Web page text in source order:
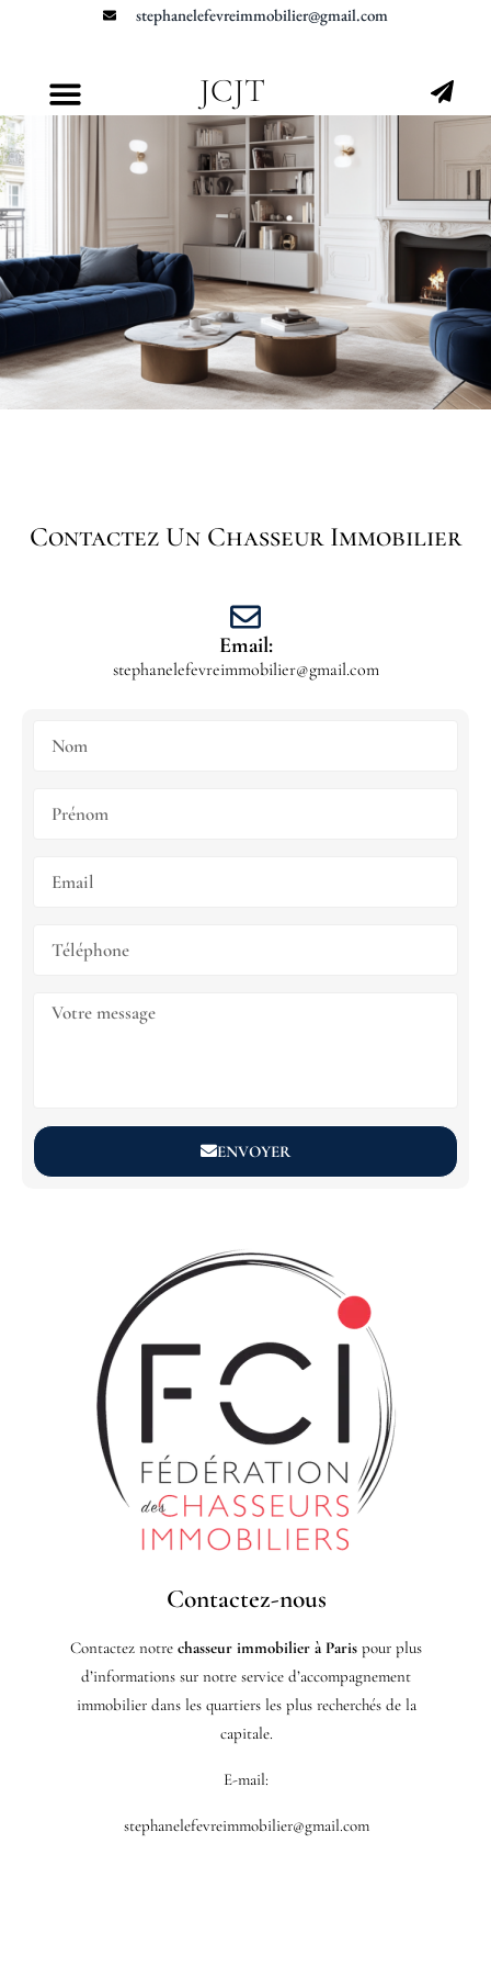
stephanelefevreimmobilier@gmail.com
JCJT
Contactez Un Chasseur Immobilier
Email:
stephanelefevreimmobilier@gmail.com
ENVOYER
Contactez-nous
Contactez notre chasseur immobilier à Paris pour plus
d’informations sur notre service d’accompagnement
immobilier dans les quartiers les plus recherchés de la
capitale.
E-mail:
stephanelefevreimmobilier@gmail.com